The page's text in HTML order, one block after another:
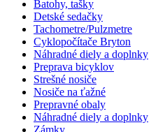
Batohy, tašky
Detské sedačky
Tachometre/Pulzmetre
Cyklopočítače Bryton
Náhradné diely a doplnky
Preprava bicyklov
Strešné nosiče
Nosiče na ťažné
Prepravné obaly
Náhradné diely a doplnky
Zámky